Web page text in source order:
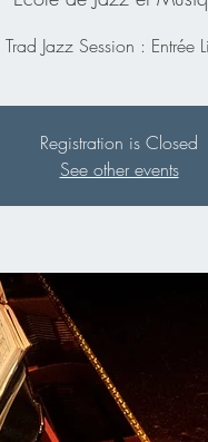
Trad Jazz Session : Entrée
Registration is Closed
See other events